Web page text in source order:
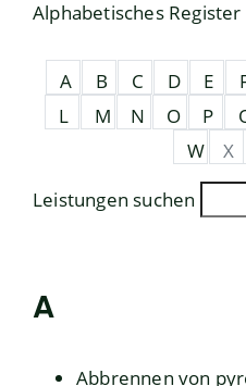
Alphabetisches
A B C D E
L
M N O P
W
X
Leistungen suchen
A
Abbrennen von